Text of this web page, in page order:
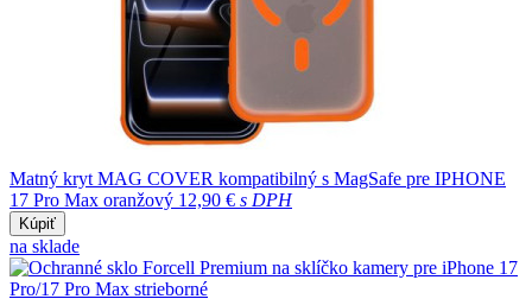
Matný kryt MAG COVER kompatibilný s MagSafe pre IPHONE
17 Pro Max oranžový 12,90 € s DPH
Kúpiť
na sklade